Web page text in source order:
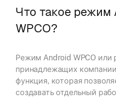
Что такое режим
WPCO?
Режим Android WPCO или
принадлежащих
функция, которая
создавать отдельный